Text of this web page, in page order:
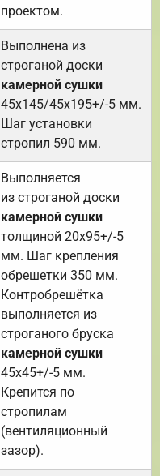
проектом.
Выполнена из
строганой доски
камерной сушки
45х145/45х195+/-5 мм.
Шаг установки
стропил 590 мм.
Выполняется
из строганой доски
камерной сушки
толщиной 20х95+/-5
мм. Шаг крепления
обрешетки 350 мм.
Контробрешётка
выполняется из
строганого бруска
камерной сушки
45х45+/-5 мм.
Крепится по
стропилам
(вентиляционный
зазор).